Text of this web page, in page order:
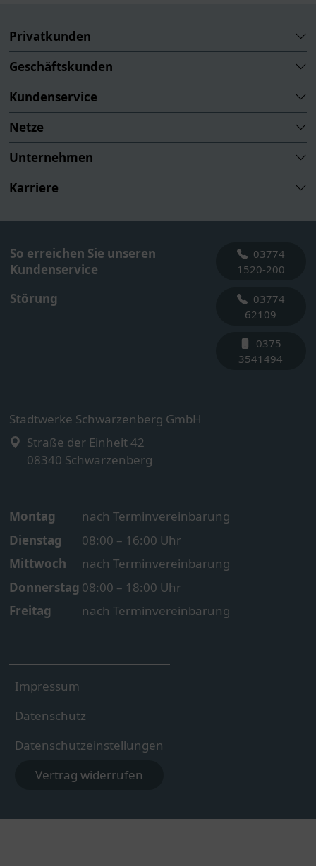
Privatkunden
Geschäftskunden
Kundenservice
Netze
Unternehmen
Karriere
So erreichen Sie unseren
Kundenservice
03774
1520-200
Störung
03774
62109
0375
3541494
Stadtwerke Schwarzenberg GmbH
Straße der Einheit 42
08340 Schwarzenberg
Montag
nach Terminvereinbarung
Dienstag
08:00 – 16:00 Uhr
Mittwoch
nach Terminvereinbarung
Donnerstag 08:00 – 18:00 Uhr
Freitag
nach Terminvereinbarung
Impressum
Datenschutz
Datenschutzeinstellungen
Vertrag widerrufen